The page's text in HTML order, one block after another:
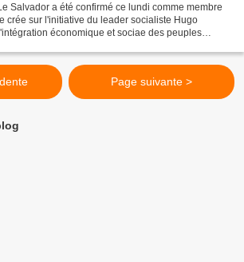
Salvador a été confirmé ce lundi comme membre
crée sur l'initiative du leader socialiste Hugo
économique et sociae des peuples
Page suivante >